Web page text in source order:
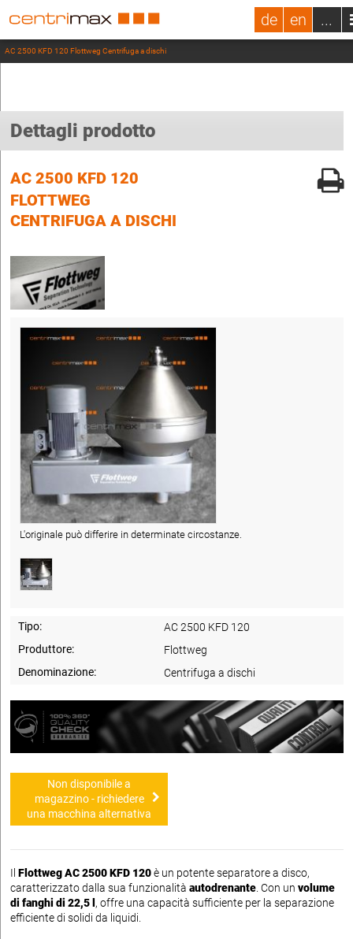
de en ...
AC 2500 KFD 120 Flottweg Centrifuga a dischi
Dettagli prodotto
AC 2500 KFD 120
FLOTTWEG
CENTRIFUGA A DISCHI
L'originale può differire in determinate circostanze.
Tipo:
AC 2500 KFD 120
Produttore:
Flottweg
Denominazione:
Centrifuga a dischi
Non disponibile a
magazzino - richiedere
una macchina alternativa
Il Flottweg AC 2500 KFD 120è un potente separatore a disco,
caratterizzato dalla sua funzionalità autodrenante . Con un volume
di fanghi di 22,5 l , offre una capacità sufficiente per la separazione
efficiente di solidi da liquidi.